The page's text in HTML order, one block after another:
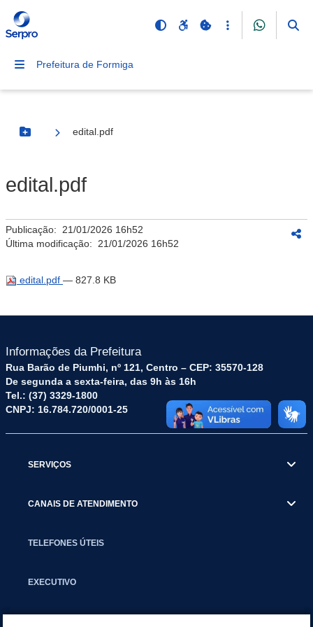
Prefeitura de Formiga
Botão Menu
edital.pdf
edital.pdf
Publicação: 21/01/2026 16h52
Última modificação: 21/01/2026 16h52
edital.pdf — 827.8 KB
Informações da Prefeitura
Rua Barão de Piumhi, nº 121, Centro – CEP: 35570-128
De segunda a sexta-feira, das 9h às 16h
Tel.: (37) 3329-1800
CNPJ: 16.784.720/0001-25
SERVIÇOS
CANAIS DE ATENDIMENTO
TELEFONES ÚTEIS
EXECUTIVO